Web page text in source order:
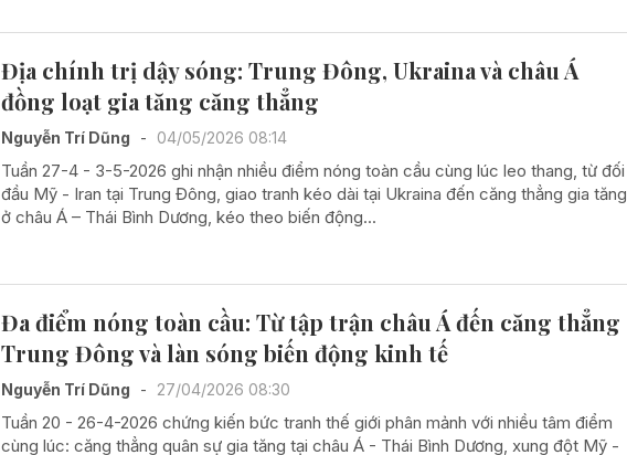
Địa chính trị dậy sóng: Trung Đông, Ukraina và châu Á
đồng loạt gia tăng căng thẳng
Nguyễn Trí Dũng - 04/05/2026 08:14
Tuần 27-4 - 3-5-2026 ghi nhận nhiều điểm nóng toàn cầu cùng lúc leo thang, từ đối
đầu Mỹ - Iran tại Trung Đông, giao tranh kéo dài tại Ukraina đến căng thẳng gia tăng
ở châu Á – Thái Bình Dương, kéo theo biến động...
Đa điểm nóng toàn cầu: Từ tập trận châu Á đến căng thẳng
Trung Đông và làn sóng biến động kinh tế
Nguyễn Trí Dũng - 27/04/2026 08:30
Tuần 20 - 26-4-2026 chứng kiến bức tranh thế giới phân mảnh với nhiều tâm điểm
cùng lúc: căng thẳng quân sự gia tăng tại châu Á - Thái Bình Dương, xung đột Mỹ -